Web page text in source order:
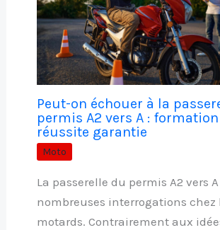
Peut-on échouer à la
permis A2 vers A :
réussite garantie
Moto
La passerelle du permis A2 vers
nombreuses interrogations chez
motards. Contrairement aux